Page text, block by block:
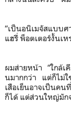
“เป็นอนิเมจัสแบบ
แฮรี่ พ็อตเตอร์งั้นเห
ผมส่ายหน้า “ใกล้เ
นมากกว่า แต่ก็ไม่ใ
เสือเย็นอาจเป็นค
ก็ได้ แต่ส่วนใหญ่มัก